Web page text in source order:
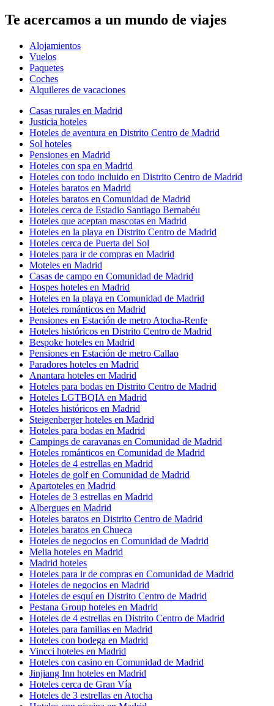
Te acercamos a un mundo de viajes
Alojamientos
Vuelos
Paquetes
Coches
Alquileres de vacaciones
Casas rurales en Madrid
Justicia hoteles
Hoteles de aventura en Distrito Centro de Madrid
Sol hoteles
Pensiones en Madrid
Hoteles con spa en Madrid
Hoteles con todo incluido en Distrito Centro de Madrid
Hoteles baratos en Madrid
Hoteles baratos en Comunidad de Madrid
Hoteles cerca de Estadio Santiago Bernabéu
Hoteles que aceptan mascotas en Madrid
Hoteles en la playa en Distrito Centro de Madrid
Hoteles cerca de Puerta del Sol
Hoteles para ir de compras en Madrid
Moteles en Madrid
Casas de campo en Comunidad de Madrid
Hospes hoteles en Madrid
Hoteles en la playa en Comunidad de Madrid
Hoteles románticos en Madrid
Pensiones en Estación de metro Atocha-Renfe
Hoteles históricos en Distrito Centro de Madrid
Bespoke hoteles en Madrid
Pensiones en Estación de metro Callao
Paradores hoteles en Madrid
Anantara hoteles en Madrid
Hoteles para bodas en Distrito Centro de Madrid
Hoteles LGTBQIA en Madrid
Hoteles históricos en Madrid
Steigenberger hoteles en Madrid
Hoteles para bodas en Madrid
Campings de caravanas en Comunidad de Madrid
Hoteles románticos en Comunidad de Madrid
Hoteles de 4 estrellas en Madrid
Hoteles de golf en Comunidad de Madrid
Apartoteles en Madrid
Hoteles de 3 estrellas en Madrid
Albergues en Madrid
Hoteles baratos en Distrito Centro de Madrid
Hoteles baratos en Chueca
Hoteles de negocios en Comunidad de Madrid
Melia hoteles en Madrid
Madrid hoteles
Hoteles para ir de compras en Comunidad de Madrid
Hoteles de negocios en Madrid
Hoteles de esquí en Distrito Centro de Madrid
Pestana Group hoteles en Madrid
Hoteles de 4 estrellas en Distrito Centro de Madrid
Hoteles para familias en Madrid
Hoteles con bodega en Madrid
Vincci hoteles en Madrid
Hoteles con casino en Comunidad de Madrid
Jinjiang Inn hoteles en Madrid
Hoteles cerca de Gran Vía
Hoteles de 3 estrellas en Atocha